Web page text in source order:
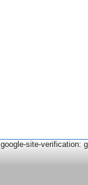
google-site-verification: